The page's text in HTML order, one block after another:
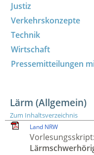
Justiz
Verkehrskonzepte
Technik
Wirtschaft
Pressemitteilungen
Lärm (Allgemein)
Zum Inhaltsverzeichnis
Land NRW
Vorlesungsskript: